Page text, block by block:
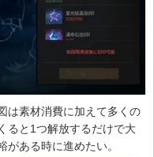
は素材消費に加えて多くの
ると1つ解放するだけで大
ある時に進めたい。